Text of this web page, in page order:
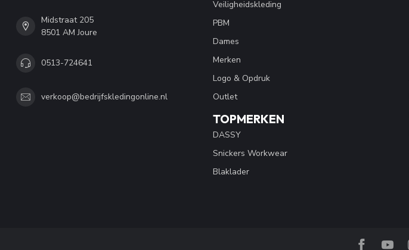
Midstraat 205
8501 AM Joure
0513-724641
verkoop@bedrijfskledingonline.nl
Veiligheidskleding
PBM
Dames
Merken
Logo & Opdruk
Outlet
TOPMERKEN
DASSY
Snickers Workwear
Blaklader